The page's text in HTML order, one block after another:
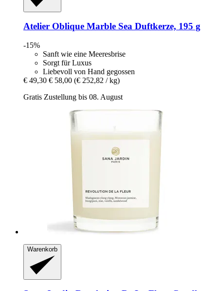
Atelier Oblique Marble Sea Duftkerze, 195 g
-15%
Sanft wie eine Meeresbrise
Sorgt für Luxus
Liebevoll von Hand gegossen
€ 49,30 € 58,00 (€ 252,82 / kg)
Gratis Zustellung bis 08. August
Warenkorb